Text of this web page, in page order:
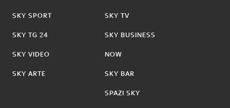
SKY SPORT
SKY TG 24
SKY VIDEO
SKY ARTE
SKY TV
SKY BUSINESS
NOW
SKY BAR
SPAZI SKY